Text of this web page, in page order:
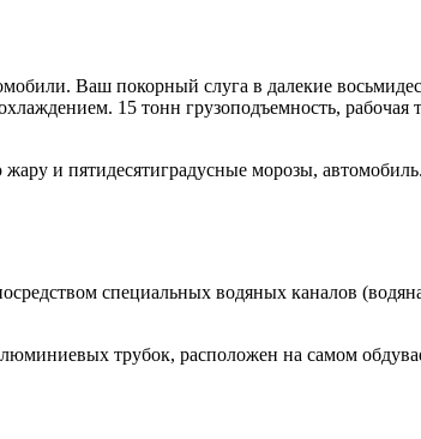
Ваш покорный слуга в далекие
15 тонн грузоподъемность, рабочая
и пятидесятиградусные морозы, автомобиль.
специальных водяных каналов
трубок, расположен на самом